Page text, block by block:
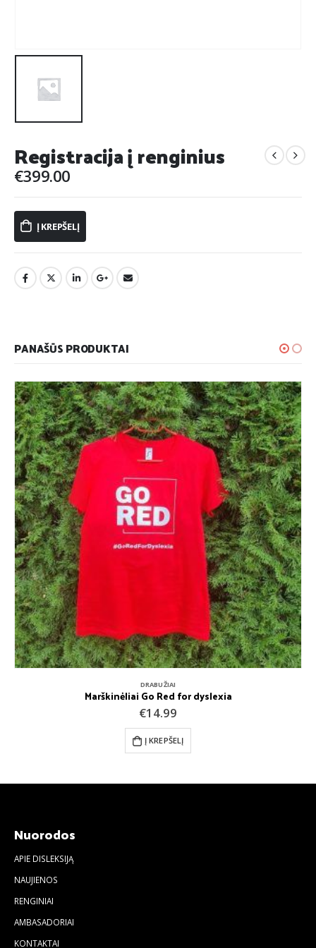
Registracija į renginius
€399.00
Į KREPŠELĮ
PANAŠŪS PRODUKTAI
DRABUŽIAI
Marškinėliai Go Red for dyslexia
€14.99
Į KREPŠELĮ
Nuorodos
APIE DISLEKSIJĄ
NAUJIENOS
RENGINIAI
AMBASADORIAI
KONTAKTAI